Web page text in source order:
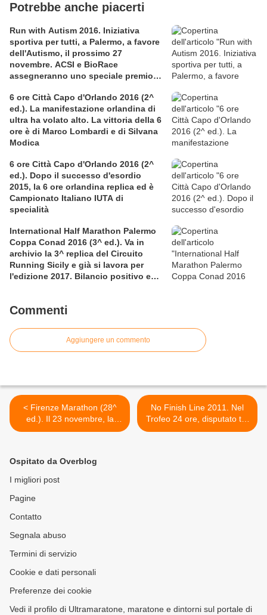
Potrebbe anche piacerti
Run with Autism 2016. Iniziativa
sportiva per tutti, a Palermo, a favore
dell'Autismo, il prossimo 27
novembre. ACSI e BioRace
assegneranno uno speciale premio
6 ore Città Capo d'Orlando 2016 (2^
ed.). La manifestazione orlandina di
ultra ha volato alto. La vittoria della 6
ore è di Marco Lombardi e di Silvana
Modica
6 ore Città Capo d'Orlando 2016 (2^
ed.). Dopo il successo d'esordio
2015, la 6 ore orlandina replica ed è
Campionato Italiano IUTA di
specialità
International Half Marathon Palermo
Coppa Conad 2016 (3^ ed.). Va in
archivio la 3^ replica del Circuito
Running Sicily e già si lavora per
l'edizione 2017. Bilancio positivo e
Commenti
Aggiungere un commento
< Firenze Marathon (28^
ed.). Il 23 novembre, la
conferenza stampa di
Top runner ed Expo
No Finish Line 2011. Nel
Trofeo 24 ore, disputato tra
il 19 e il 20 settembre,
Ospitato da Overblog
I migliori post
Pagine
Contatto
Segnala abuso
Termini di servizio
Cookie e dati personali
Preferenze dei cookie
Vedi il profilo di Ultramaratone, maratone e dintorni sul portale di